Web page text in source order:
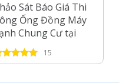
Sát Báo Giá Thi
Ống Đồng Máy
Chung Cư tại
An-2026
15